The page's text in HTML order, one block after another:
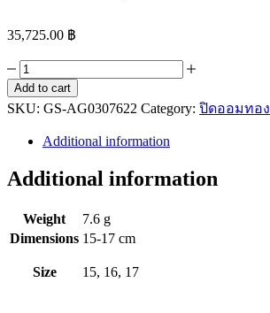
35,725.00 ฿
Asiagold
สร้อย
ข้อ
ทองคำ
แท้
หนัก
2
สลึง
Add to cart
SKU: GS-AG0307622 Category: ปิดออมทอง
Additional information
Additional information
Weight
7.6 g
Dimensions 15-17 cm
Size 15, 16, 17